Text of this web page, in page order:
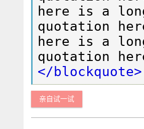
here is a
quotation
here is a
</blockquote>
亲自试一试